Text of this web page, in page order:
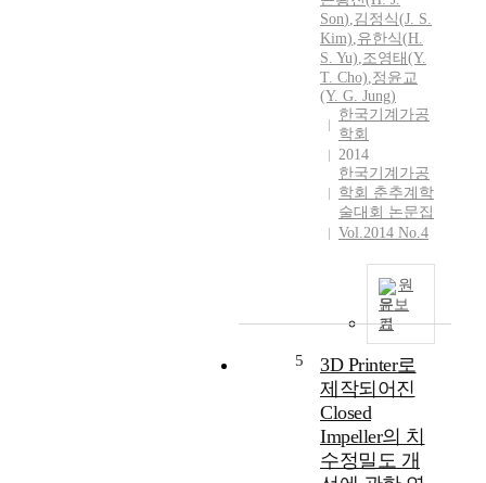
Son),김정식(J. S.
Kim),유한식(H.
S. Yu),조영태(Y.
T. Cho),정윤교
(Y. G. Jung)
한국기계가공
학회
2014
한국기계가공
학회 춘추계학
술대회 논문집
Vol.2014 No.4
원
문보
기
5
3D Printer로
제작되어진
Closed
Impeller의 치
수정밀도 개